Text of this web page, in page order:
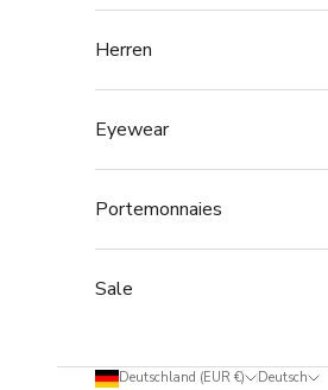
Herren
Eyewear
Portemonnaies
Sale
Deutschland (EUR €) Deutsch